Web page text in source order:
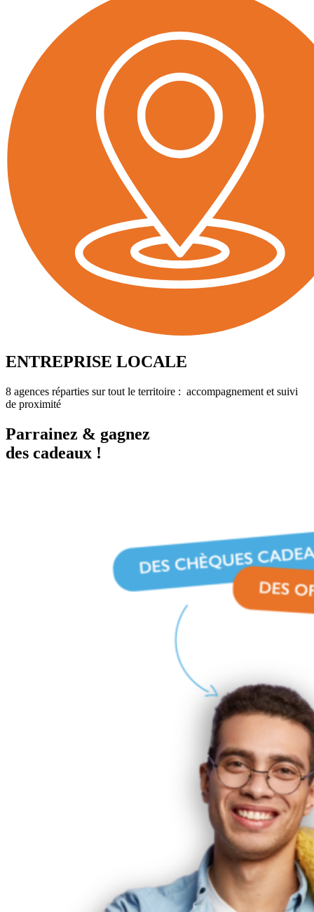
ENTREPRISE LOCALE
8 agences réparties sur tout le territoire : accompagnement et suivi
de proximité
Parrainez & gagnez
des cadeaux !